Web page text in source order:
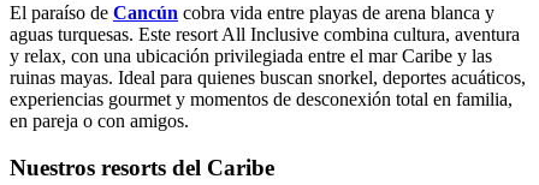
El paraíso de Cancún cobra vida entre playas de arena blanca y
aguas turquesas. Este resort All Inclusive combina cultura, aventura
y relax, con una ubicación privilegiada entre el mar Caribe y las
ruinas mayas. Ideal para quienes buscan snorkel, deportes acuáticos,
experiencias gourmet y momentos de desconexión total en familia,
en pareja o con amigos.
Nuestros resorts del Caribe